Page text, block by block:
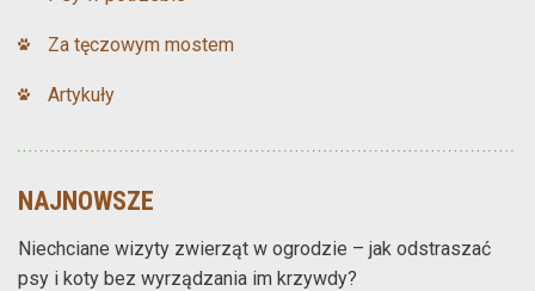
Za tęczowym mostem
Artykuły
NAJNOWSZE
Niechciane wizyty zwierząt w ogrodzie – jak odstraszać
psy i koty bez wyrządzania im krzywdy?